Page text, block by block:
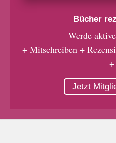
Bücher
Werde
+ Mitschreiben +
+
Jetzt